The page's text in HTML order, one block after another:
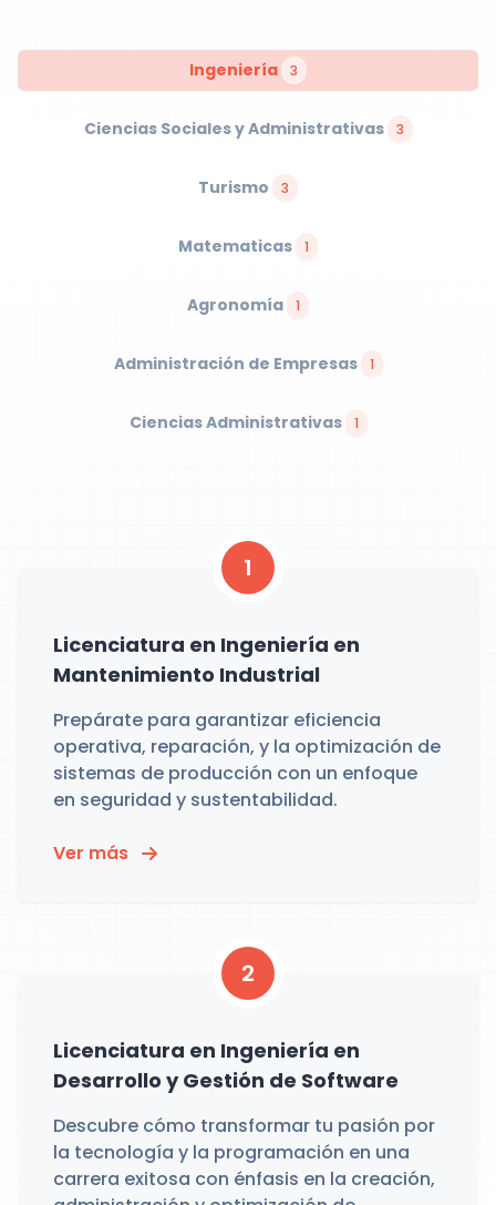
Ingeniería 3
Ciencias Sociales y Administrativas 3
Turismo 3
Matematicas 1
Agronomía 1
Administración de Empresas 1
Ciencias Administrativas 1
1
Licenciatura en Ingeniería en
Mantenimiento Industrial
Prepárate para garantizar eficiencia
operativa, reparación, y la optimización de
sistemas de producción con un enfoque
en seguridad y sustentabilidad.
Ver más
2
Licenciatura en Ingeniería en
Desarrollo y Gestión de Software
Descubre cómo transformar tu pasión por
la tecnología y la programación en una
carrera exitosa con énfasis en la creación,